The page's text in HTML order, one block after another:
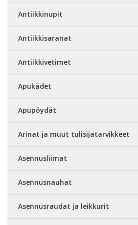
Antiikkinupit
Antiikkisaranat
Antiikkivetimet
Apukädet
Apupöydät
Arinat ja muut tulisijatarvikkeet
Asennusliimat
Asennusnauhat
Asennusraudat ja leikkurit